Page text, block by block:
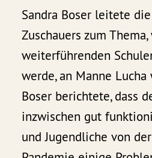
Sandra Boser leitete
Zuschauers zum
weiterführenden
werde, an Manne Lucha
Boser berichtete, dass
inzwischen gut
und Jugendliche von